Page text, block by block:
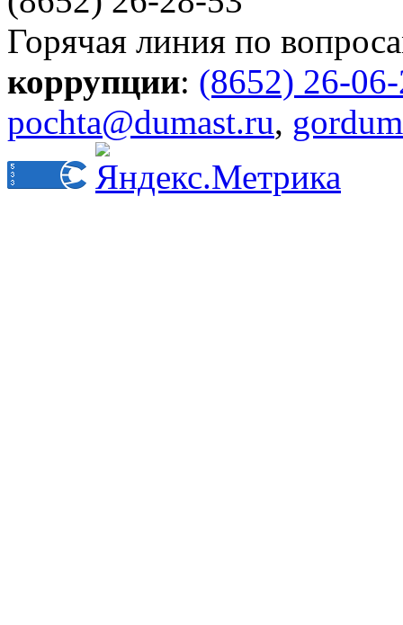
Горячая линия по
коррупции: (8652) 26-
pochta@dumast.ru,